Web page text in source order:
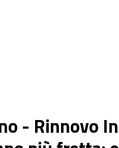
- Rinnovo